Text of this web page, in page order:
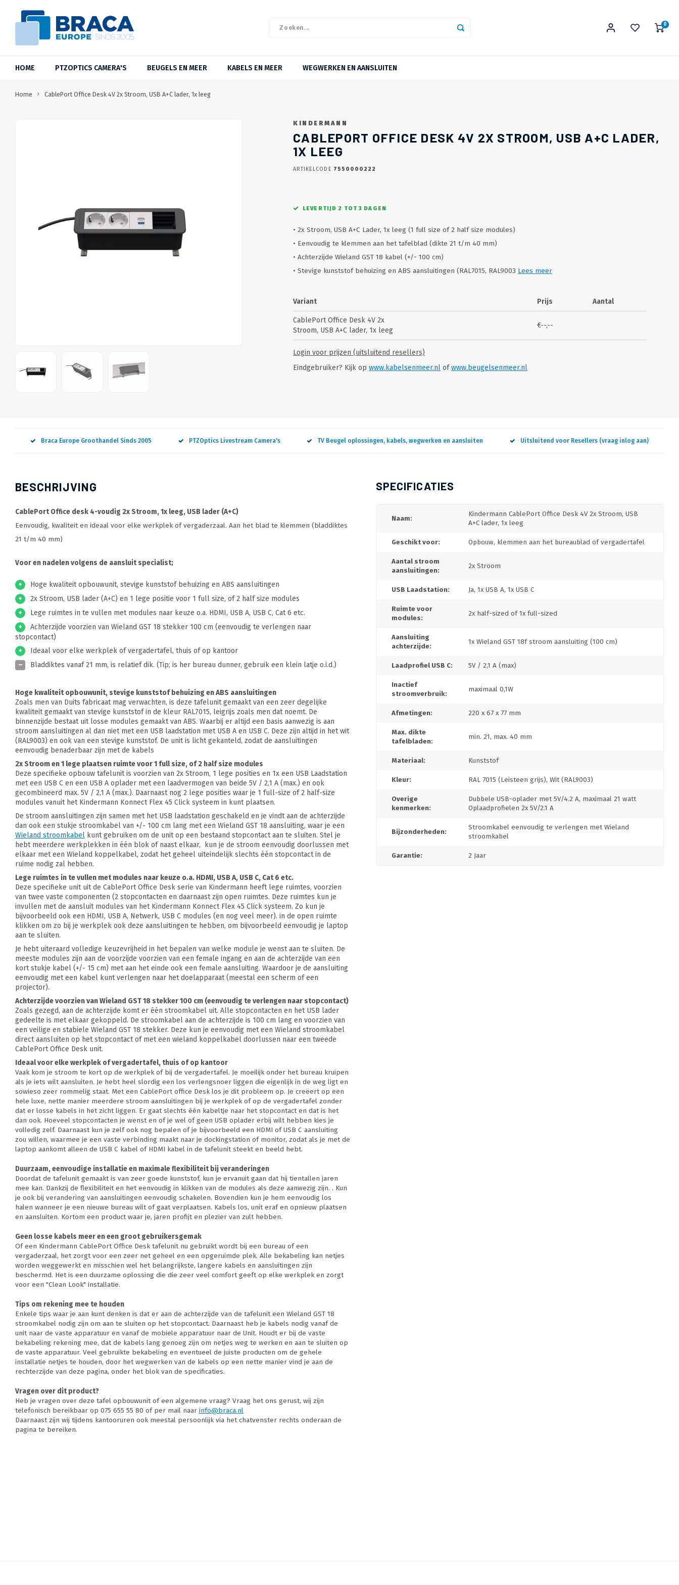
0
HOME PTZOPTICS CAMERA'S BEUGELS EN MEER KABELS EN MEER WEGWERKEN EN AANSLUITEN
Home CablePort Office Desk 4V 2x Stroom, USB A+C lader, 1x leeg
KINDERMANN
CABLEPORT OFFICE DESK 4V 2X STROOM, USB A+C LADER,
1X LEEG
ARTIKELCODE 7550000222
LEVERTIJD 2 TOT 3 DAGEN
• 2x Stroom, USB A+C Lader, 1x leeg (1 full size of 2 half size modules)
• Eenvoudig te klemmen aan het tafelblad (dikte 21 t/m 40 mm)
• Achterzijde Wieland GST 18 kabel (+/- 100 cm)
• Stevige kunststof behuizing en ABS aansluitingen (RAL7015, RAL9003 Lees meer
Variant Prijs Aantal
CablePort Office Desk 4V 2x
Stroom, USB A+C lader, 1x leeg
€--,--
Login voor prijzen (uitsluitend resellers)
Eindgebruiker? Kijk op www.kabelsenmeer.nl ofwww.beugelsenmeer.nl
Braca Europe Groothandel Sinds 2005 PTZOptics Livestream Camera's TV Beugel oplossingen, kabels, wegwerken en aansluiten Uitsluitend voor Resellers (vraag inlog aan)
BESCHRIJVING
CablePort Office desk 4-voudig 2x Stroom, 1x leeg, USB lader (A+C)
Eenvoudig, kwaliteit en ideaal voor elke werkplek of vergaderzaal. Aan het blad te klemmen (bladdiktes
21 t/m 40 mm)
Voor en nadelen volgens de aansluit specialist;
+
Hoge kwaliteit opbouwunit, stevige kunststof behuizing en ABS aansluitingen
+
2x Stroom, USB lader (A+C) en 1 lege positie voor 1 full size, of 2 half size modules
+
Lege ruimtes in te vullen met modules naar keuze o.a. HDMI, USB A, USB C, Cat 6 etc.
+
Achterzijde voorzien van Wieland GST 18 stekker 100 cm (eenvoudig te verlengen naar
stopcontact)
+
Ideaal voor elke werkplek of vergadertafel, thuis of op kantoor
–
Bladdiktes vanaf 21 mm, is relatief dik. (Tip; is her bureau dunner, gebruik een klein latje o.i.d.)
Hoge kwaliteit opbouwunit, stevige kunststof behuizing en ABS aansluitingen
Zoals men van Duits fabricaat mag verwachten, is deze tafelunit gemaakt van een zeer degelijke
kwaliteit gemaakt van stevige kunststof in de kleur RAL7015, leigrijs zoals men dat noemt. De
binnenzijde bestaat uit losse modules gemaakt van ABS. Waarbij er altijd een basis aanwezig is aan
stroom aansluitingen al dan niet met een USB laadstation met USB A en USB C. Deze zijn altijd in het wit
(RAL9003) en ook van een stevige kunststof. De unit is licht gekanteld, zodat de aansluitingen
eenvoudig benaderbaar zijn met de kabels
2x Stroom en 1 lege plaatsen ruimte voor 1 full size, of 2 half size modules
Deze specifieke opbouw tafelunit is voorzien van 2x Stroom, 1 lege posities en 1x een USB Laadstation
met een USB C en een USB A oplader met een laadvermogen van beide 5V / 2,1 A (max.) en ook
gecombineerd max. 5V / 2,1 A (max.). Daarnaast nog 2 lege posities waar je 1 full-size of 2 half-size
modules vanuit het Kindermann Konnect Flex 45 Click systeem in kunt plaatsen.
De stroom aansluitingen zijn samen met het USB laadstation geschakeld en je vindt aan de achterzijde
dan ook een stukje stroomkabel van +/- 100 cm lang met een Wieland GST 18 aansluiting, waar je een
Wieland stroomkabel kunt gebruiken om de unit op een bestaand stopcontact aan te sluiten. Stel je
hebt meerdere werkplekken in één blok of naast elkaar, kun je de stroom eenvoudig doorlussen met
elkaar met een Wieland koppelkabel, zodat het geheel uiteindelijk slechts één stopcontact in de
ruime nodig zal hebben.
Lege ruimtes in te vullen met modules naar keuze o.a. HDMI, USB A, USB C, Cat 6 etc.
Deze specifieke unit uit de CablePort Office Desk serie van Kindermann heeft lege ruimtes, voorzien
van twee vaste componenten (2 stopcontacten en daarnaast zijn open ruimtes. Deze ruimtes kun je
invullen met de aansluit modules van het Kindermann Konnect Flex 45 Click systeem. Zo kun je
bijvoorbeeld ook een HDMI, USB A, Netwerk, USB C modules (en nog veel meer). in de open ruimte
klikken om zo bij je werkplek ook deze aansluitingen te hebben, om bijvoorbeeld eenvoudig je laptop
aan te sluiten.
Je hebt uiteraard volledige keuzevrijheid in het bepalen van welke module je wenst aan te sluiten. De
meeste modules zijn aan de voorzijde voorzien van een female ingang en aan de achterzijde van een
kort stukje kabel (+/- 15 cm) met aan het einde ook een female aansluiting. Waardoor je de aansluiting
eenvoudig met een kabel kunt verlengen naar het doelapparaat (meestal een scherm of een
projector).
Achterzijde voorzien van Wieland GST 18 stekker 100 cm (eenvoudig te verlengen naar stopcontact)
Zoals gezegd, aan de achterzijde komt er één stroomkabel uit. Alle stopcontacten en het USB lader
gedeelte is met elkaar gekoppeld. De stroomkabel aan de achterzijde is 100 cm lang en voorzien van
een veilige en stabiele Wieland GST 18 stekker. Deze kun je eenvoudig met een Wieland stroomkabel
direct aansluiten op het stopcontact of met een wieland koppelkabel doorlussen naar een tweede
CablePort Office Desk unit.
Ideaal voor elke werkplek of vergadertafel, thuis of op kantoor
Vaak kom je stroom te kort op de werkplek of bij de vergadertafel. Je moeilijk onder het bureau kruipen
als je iets wilt aansluiten. Je hebt heel slordig een los verlengsnoer liggen die eigenlijk in de weg ligt en
sowieso zeer rommelig staat. Met een CablePort office Desk los je dit probleem op. Je creëert op een
hele luxe, nette manier meerdere stroom aansluitingen bij je werkplek of op de vergadertafel zonder
dat er losse kabels in het zicht liggen. Er gaat slechts één kabeltje naar het stopcontact en dat is het
dan ook. Hoeveel stopcontacten je wenst en of je wel of geen USB oplader erbij wilt hebben kies je
volledig zelf. Daarnaast kun je zelf ook nog bepalen of je bijvoorbeeld een HDMI of USB C aansluiting
zou willen, waarmee je een vaste verbinding maakt naar je dockingstation of monitor, zodat als je met de
laptop aankomt alleen de USB C kabel of HDMI kabel in de tafelunit steekt en beeld hebt.
Duurzaam, eenvoudige installatie en maximale flexibiliteit bij veranderingen
Doordat de tafelunit gemaakt is van zeer goede kunststof, kun je ervanuit gaan dat hij tientallen jaren
mee kan. Dankzij de flexibiliteit en het eenvoudig in klikken van de modules als deze aanwezig zijn. . Kun
je ook bij verandering van aansluitingen eenvoudig schakelen. Bovendien kun je hem eenvoudig los
halen wanneer je een nieuwe bureau wilt of gaat verplaatsen. Kabels los, unit eraf en opnieuw plaatsen
en aansluiten. Kortom een product waar je, jaren profijt en plezier van zult hebben.
Geen losse kabels meer en een groot gebruikersgemak
Of een Kindermann CablePort Office Desk tafelunit nu gebruikt wordt bij een bureau of een
vergaderzaal, het zorgt voor een zeer net geheel en een opgeruimde plek. Alle bekabeling kan netjes
worden weggewerkt en misschien wel het belangrijkste, langere kabels en aansluitingen zijn
beschermd. Het is een duurzame oplossing die die zeer veel comfort geeft op elke werkplek en zorgt
voor een "Clean Look" installatie.
Tips om rekening mee te houden
Enkele tips waar je aan kunt denken is dat er aan de achterzijde van de tafelunit een Wieland GST 18
stroomkabel nodig zijn om aan te sluiten op het stopcontact. Daarnaast heb je kabels nodig vanaf de
unit naar de vaste apparatuur en vanaf de mobiele apparatuur naar de Unit. Houdt er bij de vaste
bekabeling rekening mee, dat de kabels lang genoeg zijn om netjes weg te werken en aan te sluiten op
de vaste apparatuur. Veel gebruikte bekabeling en eventueel de juiste producten om de gehele
installatie netjes te houden, door het wegwerken van de kabels op een nette manier vind je aan de
rechterzijde van deze pagina, onder het blok van de specificaties.
Vragen over dit product?
Heb je vragen over deze tafel opbouwunit of een algemene vraag? Vraag het ons gerust, wij zijn
telefonisch bereikbaar op 075 655 55 80 of per mail naar info@braca.nl
Daarnaast zijn wij tijdens kantooruren ook meestal persoonlijk via het chatvenster rechts onderaan de
pagina te bereiken.
SPECIFICATIES
Naam:
Kindermann CablePort Office Desk 4V 2x Stroom, USB
A+C lader, 1x leeg
Geschikt voor: Opbouw, klemmen aan het bureaublad of vergadertafel
Aantal stroom
aansluitingen:
2x Stroom
USB Laadstation: Ja, 1x USB A, 1x USB C
Ruimte voor
modules:
2x half-sized of 1x full-sized
Aansluiting
achterzijde:
1x Wieland GST 18f stroom aansluiting (100 cm)
Laadprofiel USB C: 5V / 2,1 A (max)
Inactief
stroomverbruik:
maximaal 0,1W
Afmetingen: 220 x 67 x 77 mm
Max. dikte
tafelbladen:
min. 21, max. 40 mm
Materiaal: Kunststof
Kleur: RAL 7015 (Leisteen grijs), Wit (RAL9003)
Overige
kenmerken:
Dubbele USB-oplader met 5V/4.2 A, maximaal 21 watt
Oplaadprofielen 2x 5V/2.1 A
Bijzonderheden:
Stroomkabel eenvoudig te verlengen met Wieland
stroomkabel
Garantie: 2 Jaar